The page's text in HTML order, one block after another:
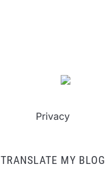
Privacy
TRANSLATE MY BLOG